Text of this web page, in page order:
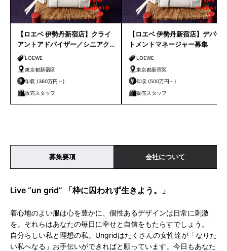
【ロエベ 伊勢丹新宿店】クライ
アントアドバイザー／シニアク
ライアントアドバイザー募集
LOEWE
東京都新宿区
年収 (360万円～)
販売スタッフ
【ロエベ 伊勢丹新宿店】デパー
トメントマネージャー募集
LOEWE
東京都新宿区
年収 (500万円～)
販売スタッフ
募集要項 会社について
Live “un grid” 「枠に囚われず生きよう。」
着心地のよい服は心を豊かに、個性あるデザインは日常に刺激
を。それらはあなたの毎日に幸せと自信をもたらすでしょう。
自分らしい私と理想の私。Ungridはたくさんの女性達が「なりた
い私へなる」お手伝いができればと願っています。今日もあなた